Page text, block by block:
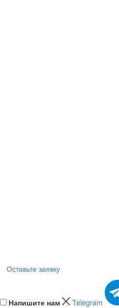
Оставьте заявку
Напишите нам Telegram